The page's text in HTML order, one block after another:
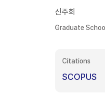
신주희
Graduate
Citations
SCOPUS